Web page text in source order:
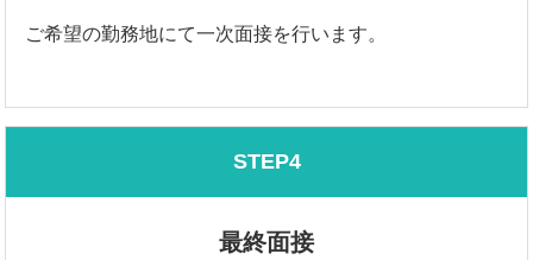
ご希望の勤務地にて一次面接を行います。
STEP4
最終面接